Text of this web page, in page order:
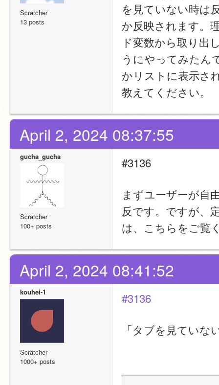
Scratcher
13 posts
を見ていない時は
か反映されます。
ド変数から取り出
うにやってみたん
かリストに表示さ
教えてください。
April 2, 2024 08:37:55
gucha_gucha
Scratcher
100+ posts
#3136
まずユーザーが自
反です。ですが、
は、こちらをご覧
April 2, 2024 08:41:52
kouhei-1
Scratcher
1000+ posts
#3136
「タブを見てい